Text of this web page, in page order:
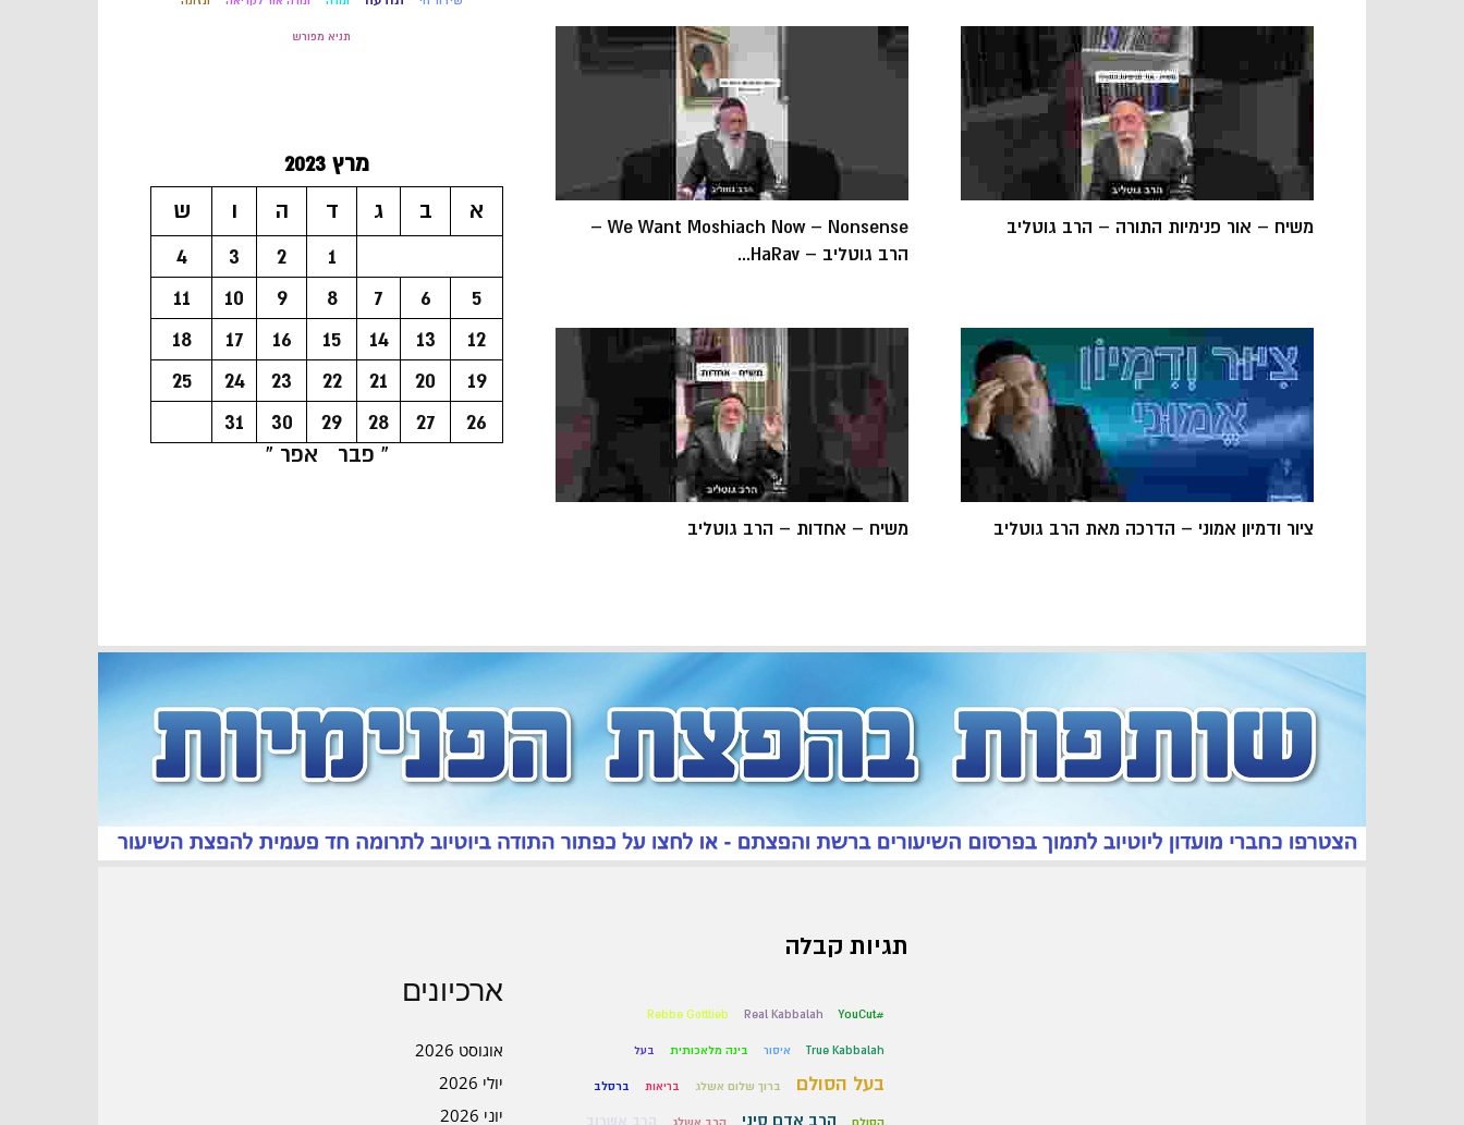
We Want Moshiach Now – Nonsense –
הרב גוטליב – HaRav...
משיח – אור פנימיות התורה – הרב גוטליב
משיח – אחדות – הרב גוטליב ציור ודמיון אמוני – הדרכה מאת הרב גוטליב
תניא מפורש
מרץ 2023
א
ב ג ד ה ו
ש
1
2
3
4
5
6
7
8
9
10
11
12
13
14
15
16
17
18
19
20
21
22
23
24
25
26
27
28
29
30
31
« פבר
אפר »
ארכיונים
אוגוסט 2026
יולי 2026
יוני 2026
תגיות קבלה
#YouCut
Real Kabbalah
Rebbe Gottlieb
True Kabbalah איסור בינה מלאכותית בעל
בעל הסולם ברוך שלום אשלג בריאות ברסלב